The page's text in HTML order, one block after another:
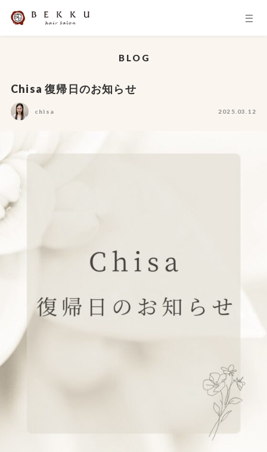
BLOG
Chisa 復帰日のお知らせ
chisa 2025.03.12